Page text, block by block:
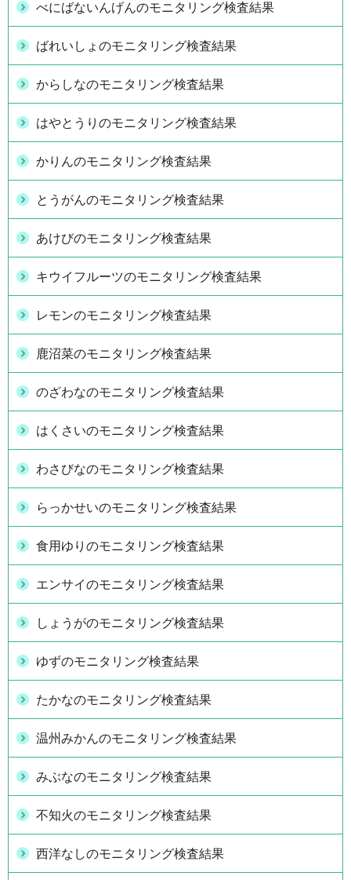
べにばないんげんのモニタリング検査結果
ばれいしょのモニタリング検査結果
からしなのモニタリング検査結果
はやとうりのモニタリング検査結果
かりんのモニタリング検査結果
とうがんのモニタリング検査結果
あけびのモニタリング検査結果
キウイフルーツのモニタリング検査結果
レモンのモニタリング検査結果
鹿沼菜のモニタリング検査結果
のざわなのモニタリング検査結果
はくさいのモニタリング検査結果
わさびなのモニタリング検査結果
らっかせいのモニタリング検査結果
食用ゆりのモニタリング検査結果
エンサイのモニタリング検査結果
しょうがのモニタリング検査結果
ゆずのモニタリング検査結果
たかなのモニタリング検査結果
温州みかんのモニタリング検査結果
みぶなのモニタリング検査結果
不知火のモニタリング検査結果
西洋なしのモニタリング検査結果